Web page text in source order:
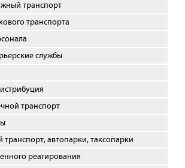
транспорт
транспорта
службы
транспорт
транспорт, автопарки, таксопарки
реагирования